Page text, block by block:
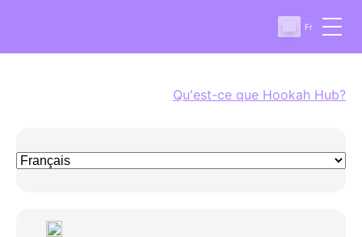
Fr
Qu'est-ce que Hookah Hub?